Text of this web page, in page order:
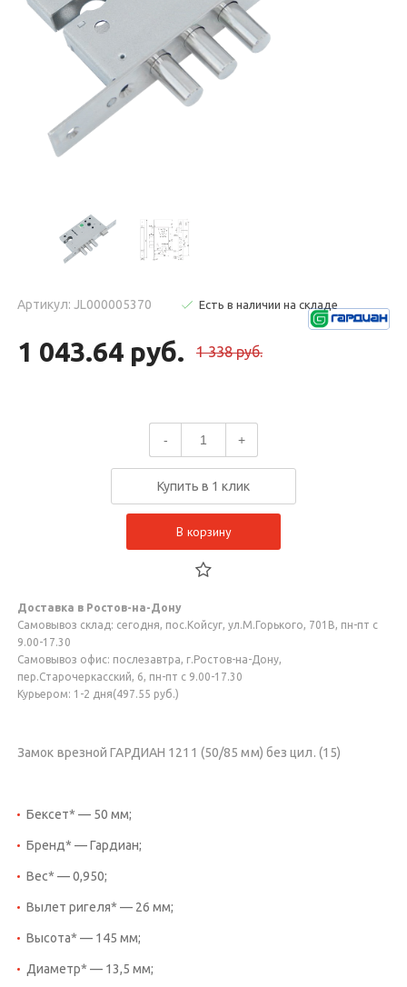
Артикул: JL000005370 Есть в наличии на складе
1 043.64 руб. 1 338 руб.
- +
Купить в 1 клик
В корзину
Доставка в Ростов-на-Дону
Самовывоз склад: сегодня, пос.Койсуг, ул.М.Горького, 701В, пн-пт с
9.00-17.30
Самовывоз офис: послезавтра, г.Ростов-на-Дону,
пер.Старочеркасский, 6, пн-пт с 9.00-17.30
Курьером: 1-2 дня(497.55 руб.)
Замок врезной ГАРДИАН 1211 (50/85 мм) без цил. (15)
Бексет* — 50 мм;
Бренд* — Гардиан;
Вес* — 0,950;
Вылет ригеля* — 26 мм;
Высота* — 145 мм;
Диаметр* — 13,5 мм;